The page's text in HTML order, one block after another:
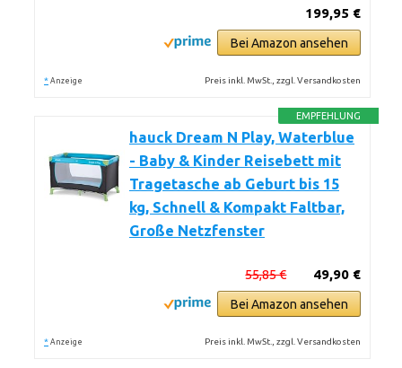
199,95 €
Bei Amazon ansehen
* Anzeige Preis inkl. MwSt., zzgl. Versandkosten
EMPFEHLUNG
hauck Dream N Play, Waterblue
- Baby & Kinder Reisebett mit
Tragetasche ab Geburt bis 15
kg, Schnell & Kompakt Faltbar,
Große Netzfenster
49,90 €
55,85 €
Bei Amazon ansehen
* Anzeige Preis inkl. MwSt., zzgl. Versandkosten